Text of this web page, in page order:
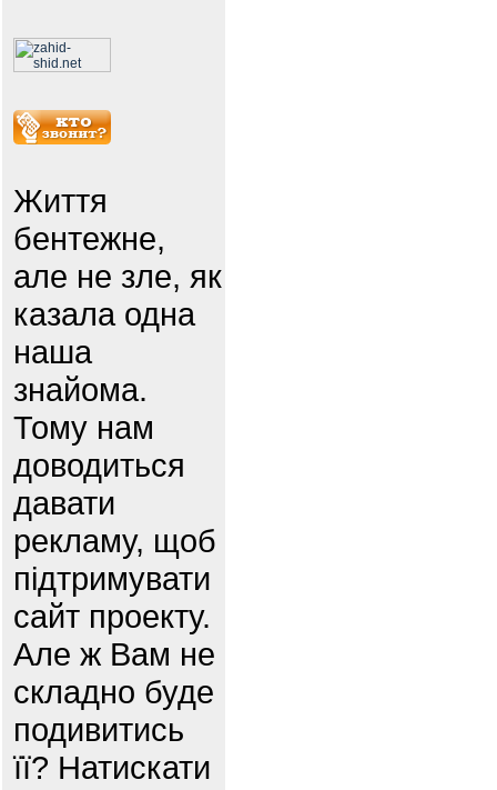
Життя
бентежне,
але не зле, як
казала одна
наша
знайома.
Тому нам
доводиться
давати
рекламу, щоб
підтримувати
сайт проекту.
Але ж Вам не
складно буде
подивитись
її? Натискати